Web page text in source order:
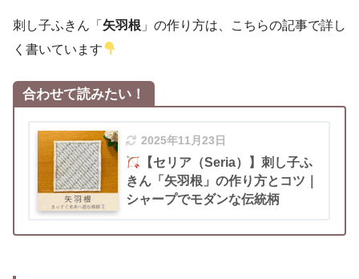
刺し子ふきん「 矢羽根 」の作り方は、こちらの記事で詳し
く書いています
合わせて読みたい！
2025年11月23日
【セリア（Seria）】刺し子ふ
きん「矢羽根」の作り方とコツ｜
シャープでモダンな伝統柄